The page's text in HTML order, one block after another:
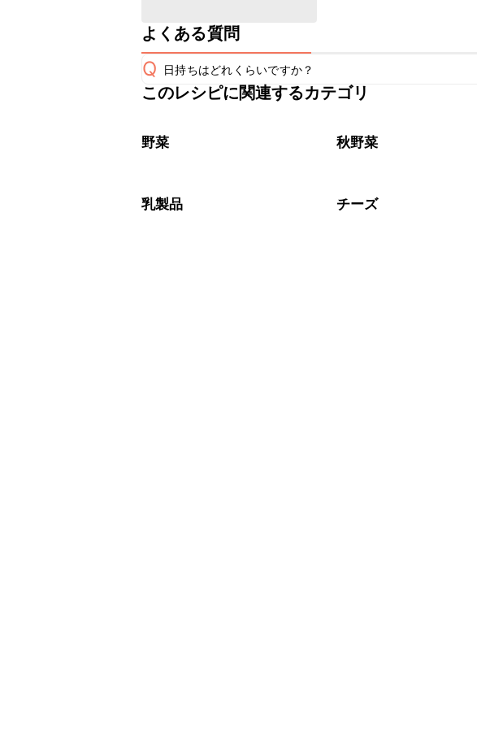
よくある質問
Q 日持ちはどれくらいですか？
保存期間は冷蔵で当日中が目安です。なるべくお早めにお召
※日持ちは目安です。
このレシピに関連するカテゴリ
野菜 秋野菜
乳製品 チーズ